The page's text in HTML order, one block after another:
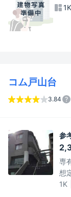
1K
コム戸山台
3.84
参
専
想
1K